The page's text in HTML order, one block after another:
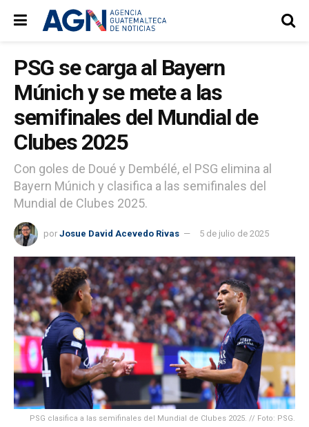
PSG se carga al Bayern
Múnich y se mete a las
semifinales del Mundial de
Clubes 2025
Con goles de Doué y Dembélé, el PSG elimina al
Bayern Múnich y clasifica a las semifinales del
Mundial de Clubes 2025.
por Josue David Acevedo Rivas 5 de julio de 2025
PSG clasifica a las semifinales del Mundial de Clubes 2025. // Foto: PSG.